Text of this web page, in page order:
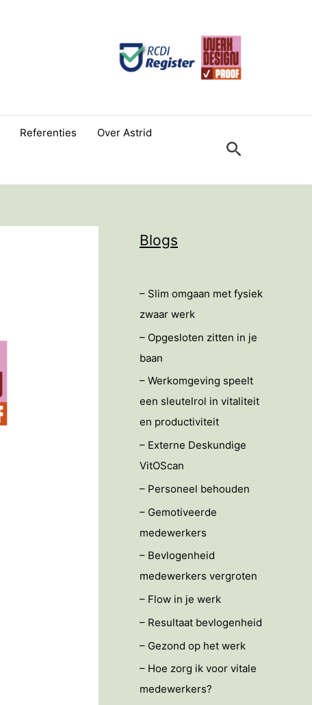
Referenties Over Astrid
Zoeken
Blogs
– Slim omgaan met fysiek
zwaar werk
– Opgesloten zitten in je
baan
– Werkomgeving speelt
een sleutelrol in vitaliteit
en productiviteit
– Externe Deskundige
VitOScan
– Personeel behouden
– Gemotiveerde
medewerkers
– Bevlogenheid
medewerkers vergroten
– Flow in je werk
– Resultaat bevlogenheid
– Gezond op het werk
– Hoe zorg ik voor vitale
medewerkers?